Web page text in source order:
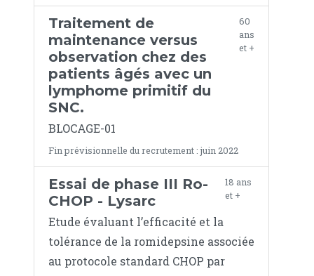
Traitement de
maintenance versus
observation chez des
patients âgés avec un
lymphome primitif du
SNC.
60
ans
et +
BLOCAGE-01
Fin prévisionnelle du recrutement : juin 2022
Essai de phase III Ro-
CHOP - Lysarc
18 ans
et +
Etude évaluant l’efficacité et la
tolérance de la romidepsine associée
au protocole standard CHOP par